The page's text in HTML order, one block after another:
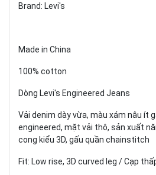
Brand: Levi's
Made in China
100% cotton
Dòng Levi's Engineered Jeans
Vải denim dày vừa, màu xám nâu ít
engineered, mặt vải thô, sản xuất
cong kiểu 3D, gấu quần chainstitch
Fit: Low rise, 3D curved leg / Cạp